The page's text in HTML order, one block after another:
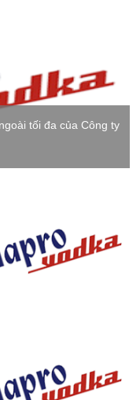
Hapro
19/05/2026 của Hội
chức Đại hội đồng cổ
ty cổ phần Rượu
Về việc Kiểm toán
tối đa của Công ty